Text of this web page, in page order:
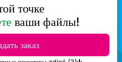
точке
ваши файлы!
заказ